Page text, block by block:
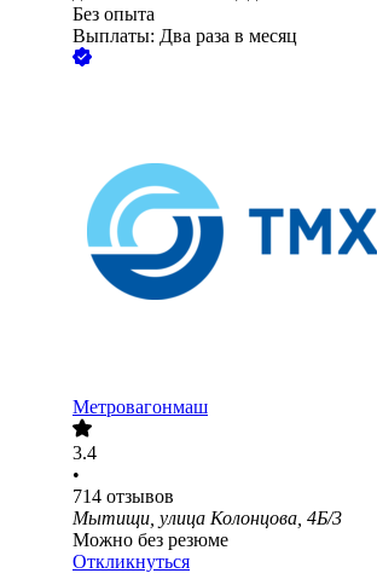
Без опыта
Выплаты: Два раза в месяц
Метровагонмаш
3.4
•
714 отзывов
Мытищи, улица Колонцова, 4Б/3
Можно без резюме
Откликнуться